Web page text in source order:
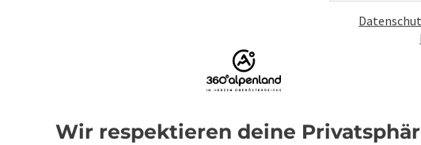
: BCS | Schwimmende Almhütte
BCS
Wir respektieren deine